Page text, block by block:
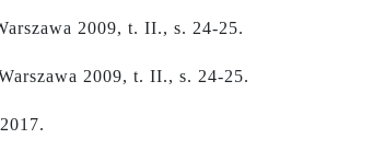
2009, t. II., s. 24-25.
2009, t. II., s. 24-25.